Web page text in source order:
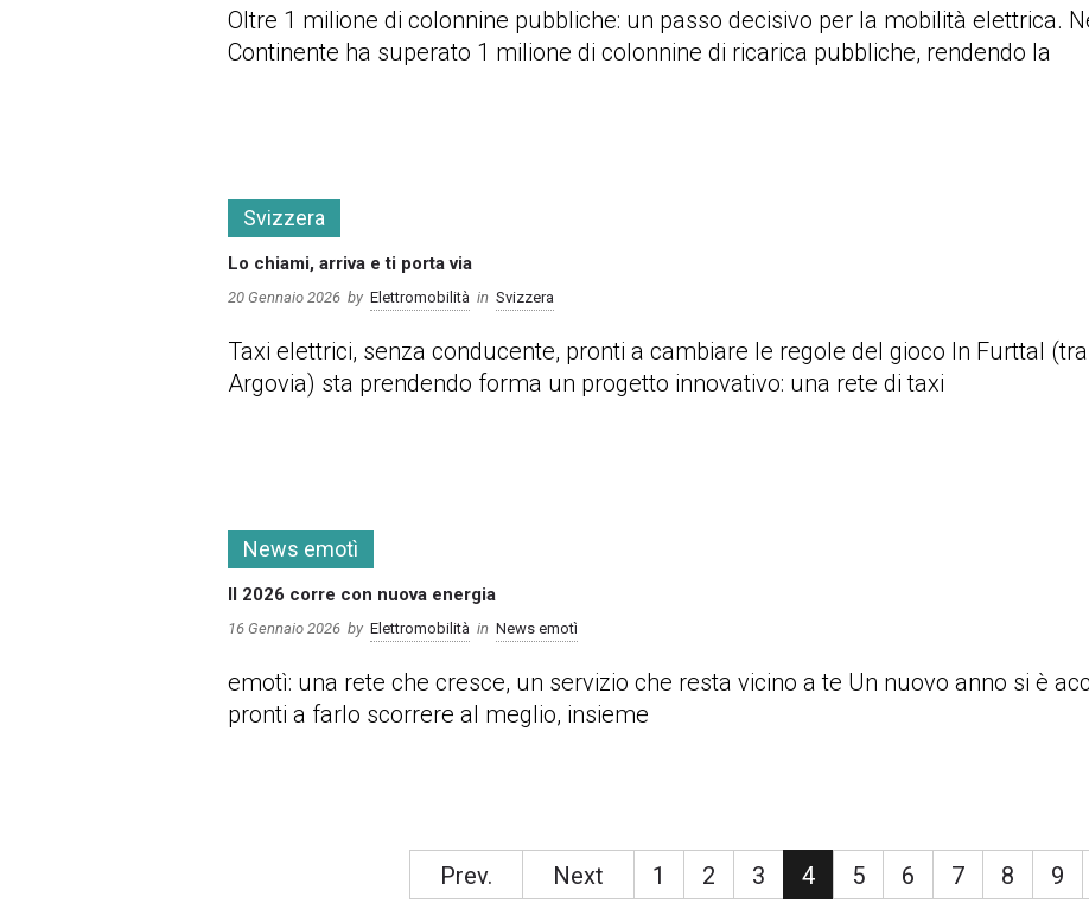
Oltre 1 milione di colonnine pubbliche: un passo decisivo per la mobilità elettrica.
Continente ha superato 1 milione di colonnine di ricarica pubbliche, rendendo la
Svizzera
Lo chiami, arriva e ti porta via
20 Gennaio 2026 by Elettromobilità in Svizzera
Taxi elettrici, senza conducente, pronti a cambiare le regole del gioco In Furttal
Argovia) sta prendendo forma un progetto innovativo: una rete di taxi
News emotì
Il 2026 corre con nuova energia
16 Gennaio 2026 by Elettromobilità in News emotì
emotì: una rete che cresce, un servizio che resta vicino a te Un nuovo anno si è
pronti a farlo scorrere al meglio, insieme
Prev. Next 1 2 3 4 5 6 7 8 9